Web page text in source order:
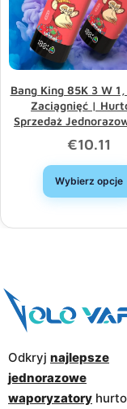
Bang King 85K 3 W
Zaciągnięć |
Sprzedaż
Papierosów Z
I Długą
€10.11
Wybierz opcje
Odkryj najlepsze
jednorazowe
waporyzatory